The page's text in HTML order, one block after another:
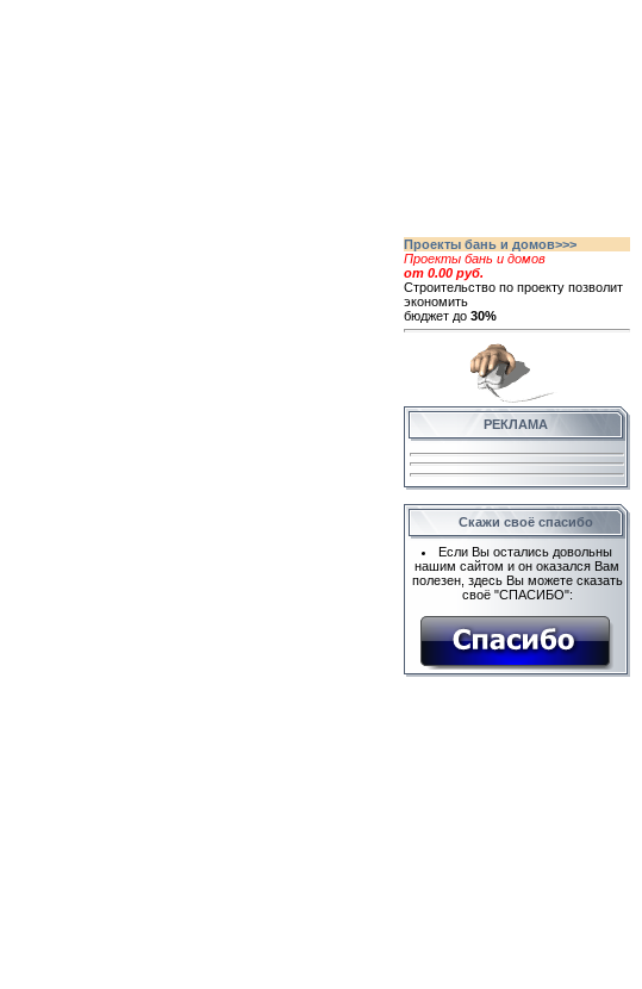
Проекты бань и домов>>>
Проекты бань и домов
от 0.00 руб.
Строительство по проекту позволит
экономить
бюджет до 30%
РЕКЛАМА
Скажи своё спасибо
Если Вы остались довольны
нашим сайтом и он оказался Вам
полезен, здесь Вы можете сказать
своё "СПАСИБО":